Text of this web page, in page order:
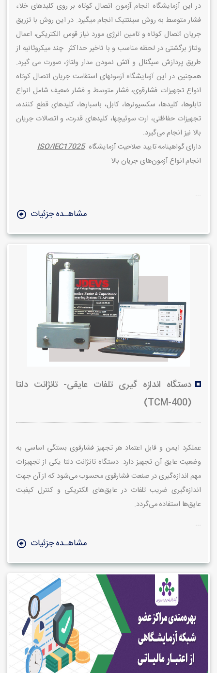
در این آزمایشگاه انجام آزمون اتصال کوتاه بر روی کلیدهای خلاء
فشار متوسط به روش سینتتیک انجام می­گیرد. در این روش با تزریق
جریان اتصال کوتاه و تامین انرژی مورد نیاز قوس الکتریکی، اعمال
ولتاژ برگشتی در لحظه مناسب و با تاخیر حداکثر چند میکروثانیه از
طریق پردازش سیگنال و آتش نمودن مدار ولتاژ، صورت می گیرد.
همچنین در این آزمایشگاه آزمون­ها‌ی استقامت جریان اتصال کوتاه
انواع تجهیزات فشارقوی، فشار متوسط و فشار ضعیف شامل انواع
تابلوها، کلیدها، سکسیونرها، کابل، باسبارها، کلیدهای قطع کننده،
تجهیزات حفاظتی، ارت سوئیچ­ها، کلیدهای قدرت، و اتصالات جریان
بالا نیز انجام می‌گیرد.
دارای گواهینامه تایید صلاحیت آزمایشگاه ISO/IEC17025
انجام انواع آزمون‌های جریان بالا
...
مشاهـده جزئیات
دستگاه اندازه گیری تلفات عایقی- تانژانت دلتا
(TCM-400)
عملکرد ایمن و قابل اعتماد هر تجهیز فشارقوی بستگی اساسی به
وضعیت عایق آن تجهیز دارد. دستگاه تانژانت دلتا یکی از تجهیزات
مهم اندازه‌گیری در صنعت فشارقوی محسوب می‌شود که از آن جهت
اندازه‌گیری ضریب تلفات در عایق‌های الکتریکی و کنترل کیفیت
عایق‌ها استفاده می‌گردد.
...
مشاهـده جزئیات